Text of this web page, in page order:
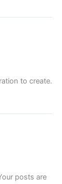
to create.
posts are